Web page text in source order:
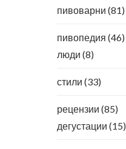
пивоварни (81)
пивопедия (46)
люди (8)
стили (33)
рецензии (85)
дегустации (15)